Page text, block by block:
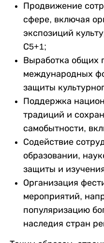
Продвижение
сфере, включая
экспозиций
С5+1;
Выработка общих
международных
защиты
Поддержка
традиций и
самобытности,
Содействие
образовании,
защиты и
Организация
мероприятий,
популяризацию
наследия стран